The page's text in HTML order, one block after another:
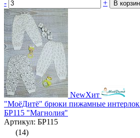
-
+ В
NewХит
"МоёДитё" брюки пижамные интерлок
БР115 "Магнолия"
Артикул: БР115
(14)